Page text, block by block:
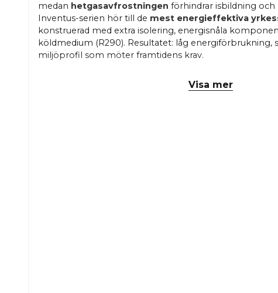
medan hetgasavfrostningen förhindrar isbildning
Inventus-serien hör till de mest energieffektiva
konstruerad med extra isolering, energisnåla
köldmedium (R290). Resultatet: låg energiförbrukning,
miljöprofil som möter framtidens krav.
Systemet övervakar driften kontinuerligt och larmar vid
Visa mer